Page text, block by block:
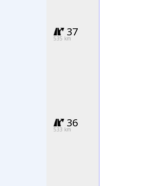
37
535 km
36
533 km